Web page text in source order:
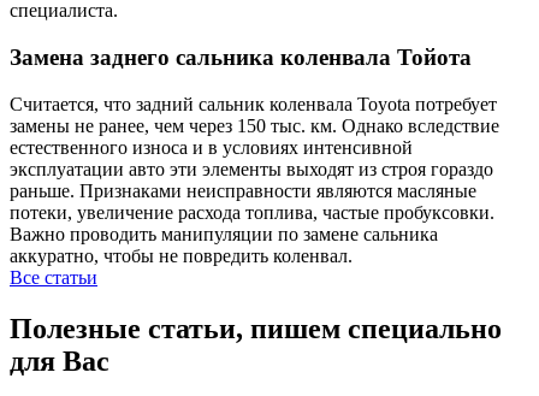
специалиста.
Замена заднего сальника коленвала Тойота
Считается, что задний сальник коленвала Toyota потребует
замены не ранее, чем через 150 тыс. км. Однако вследствие
естественного износа и в условиях интенсивной
эксплуатации авто эти элементы выходят из строя гораздо
раньше. Признаками неисправности являются масляные
потеки, увеличение расхода топлива, частые пробуксовки.
Важно проводить манипуляции по замене сальника
аккуратно, чтобы не повредить коленвал.
Все статьи
Полезные статьи, пишем специально
для Вас